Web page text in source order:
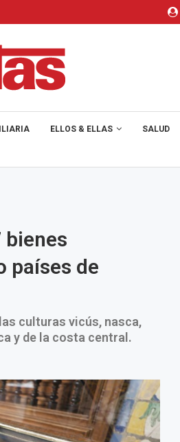
ELLOS & ELLAS SALUD
países de
culturas vicús, nasca,
y de la costa central.